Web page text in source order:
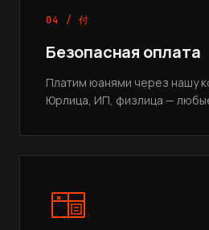
04 / 付
Безопасная оплата
Платим юанями через нашу
Юрлица, ИП, физлица —